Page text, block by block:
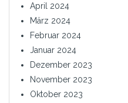
April 2024
März 2024
Februar 2024
Januar 2024
Dezember 2023
November 2023
Oktober 2023